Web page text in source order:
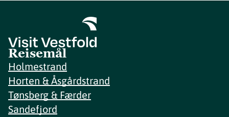
Reisemål
Holmestrand
Horten & Åsgårdstrand
Tønsberg & Færder
Sandefjord